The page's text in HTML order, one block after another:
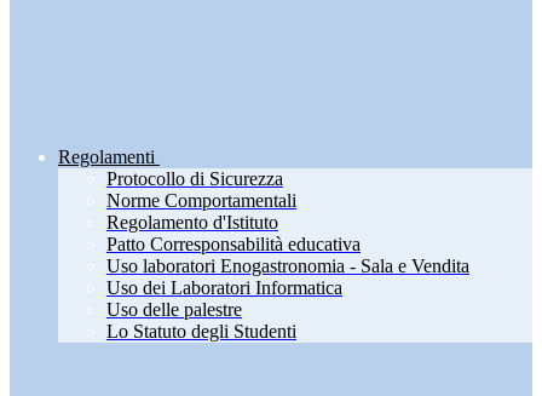
Regolamenti
Protocollo di Sicurezza
Norme Comportamentali
Regolamento d'Istituto
Patto Corresponsabilità educativa
Uso laboratori Enogastronomia - Sala e Vendita
Uso dei Laboratori Informatica
Uso delle palestre
Lo Statuto degli Studenti